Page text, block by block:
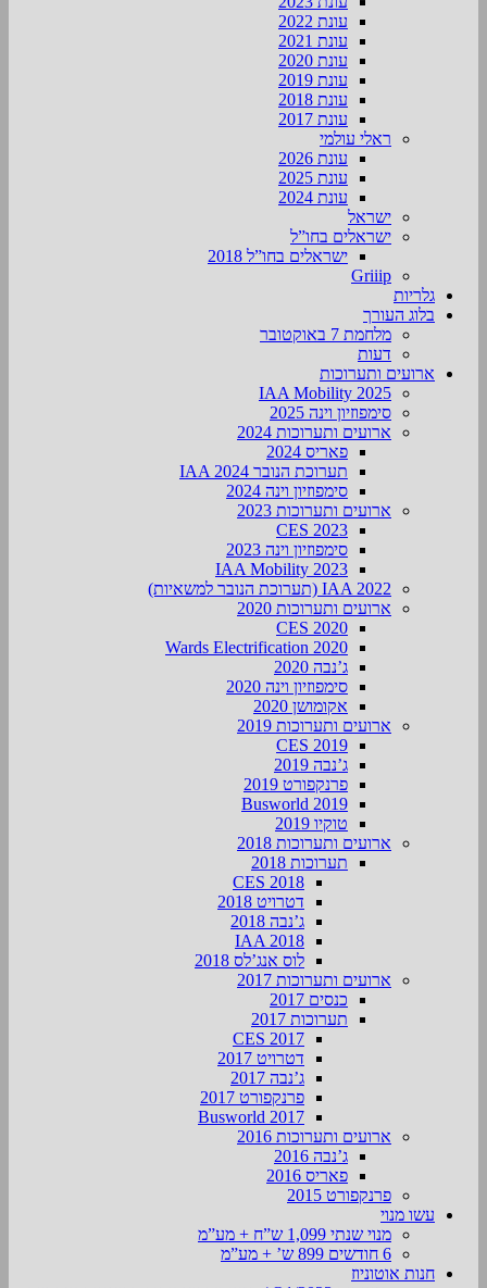
עונת 2022
עונת 2021
עונת 2020
עונת 2019
עונת 2018
עונת 2017
ראלי עולמי
עונת 2026
עונת 2025
עונת 2024
ישראל
ישראלים בחו”ל
ישראלים בחו”ל 2018
Griiip
גלריות
בלוג העורך
מלחמת 7 באוקטובר
דעות
ארועים ותערוכות
2025 IAA Mobility
סימפוזיון וינה 2025
ארועים ותערוכות 2024
פאריס 2024
תערוכת הנובר IAA 2024
סימפוזיון וינה 2024
ארועים ותערוכות 2023
CES 2023
סימפוזיון וינה 2023
IAA Mobility 2023
IAA 2022 (תערוכת הנובר למשאיות)
ארועים ותערוכות 2020
CES 2020
Wards Electrification 2020
ג’נבה 2020
סימפוזיון וינה 2020
אקומושן 2020
ארועים ותערוכות 2019
CES 2019
ג’נבה 2019
פרנקפורט 2019
Busworld 2019
טוקיו 2019
ארועים ותערוכות 2018
תערוכות 2018
CES 2018
דטרויט 2018
ג’נבה 2018
IAA 2018
לוס אנג’לס 2018
ארועים ותערוכות 2017
כנסים 2017
תערוכות 2017
CES 2017
דטרויט 2017
ג’נבה 2017
פרנקפורט 2017
Busworld 2017
ארועים ותערוכות 2016
ג’נבה 2016
פאריס 2016
פרנקפורט 2015
עשו מנוי
מנוי שנתי 1,099 ש”ח + מע”מ
6 חודשים 899 ש’ + מע”מ
חנות אוטוניוז